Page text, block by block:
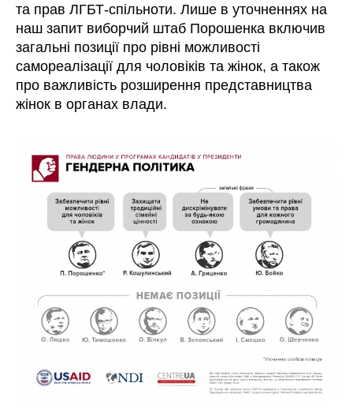
та прав ЛГБТ-спільноти. Лише в уточненнях на
наш запит виборчий штаб Порошенка включив
загальні позиції про рівні можливості
самореалізації для чоловіків та жінок, а також
про важливість розширення представництва
жінок в органах влади.